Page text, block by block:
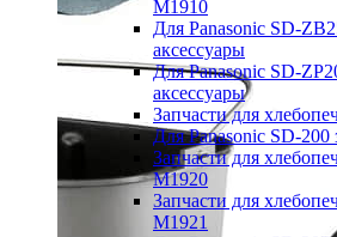
M1910
Для Panasonic SD-
аксессуары
Для Panasonic SD-
аксессуары
Запчасти для
Для Panasonic SD-200
Запчасти для
M1920
Запчасти для
M1921